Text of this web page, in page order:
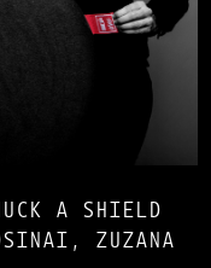
A SHIELD
ZUZANA